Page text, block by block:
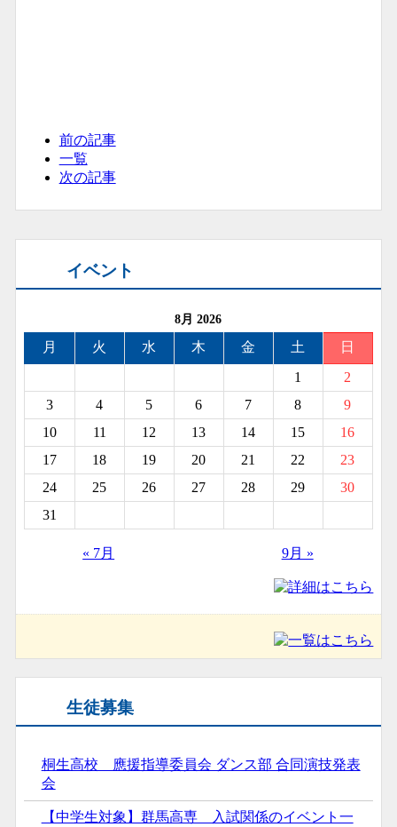
前の記事
一覧
次の記事
イベント
8月 2026
月 火 水 木 金 土
日
1
2
3
4 5 6 7 8
9
10
11 12 13 14 15
16
17
18 19 20 21 22
23
24
25 26 27 28 29
30
31
« 7月 9月 »
生徒募集
桐生高校 應援指導委員会 ダンス部 合同演技発表
会
【中学生対象】群馬高専 入試関係のイベント一